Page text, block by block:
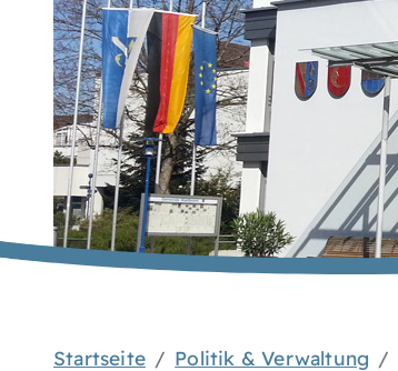
Startseite Politik & Verwaltung